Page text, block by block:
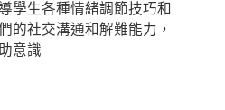
學生各種情緒調節技巧和
的社交溝通和解難能力，
意識